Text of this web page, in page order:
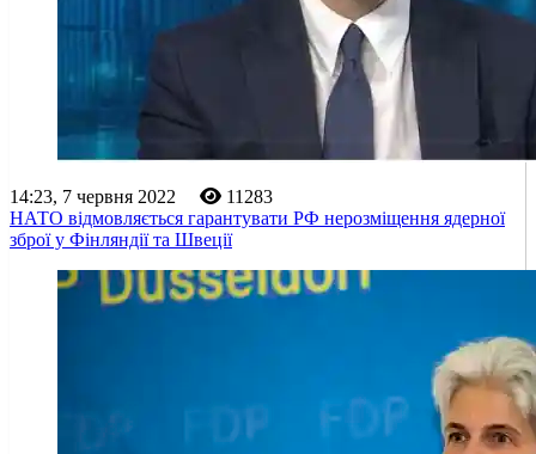
14:23, 7 червня 2022
11283
НАТО відмовляється гарантувати РФ нерозміщення ядерної
зброї у Фінляндії та Швеції